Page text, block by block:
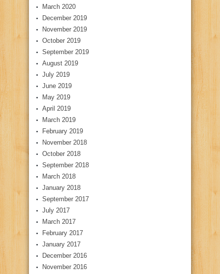
March 2020
December 2019
November 2019
October 2019
September 2019
August 2019
July 2019
June 2019
May 2019
April 2019
March 2019
February 2019
November 2018
October 2018
September 2018
March 2018
January 2018
September 2017
July 2017
March 2017
February 2017
January 2017
December 2016
November 2016